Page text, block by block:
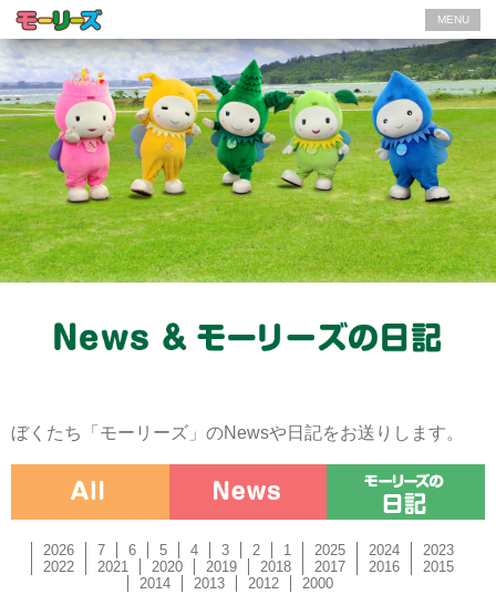
MENU
ぼくたち「モーリーズ」のNewsや日記をお送りします。
2026 7 6 5 4 3 2 1 2025 2024
2023
2022
2021 2020 2019 2018 2017 2016
2015
2014
2013 2012 2000